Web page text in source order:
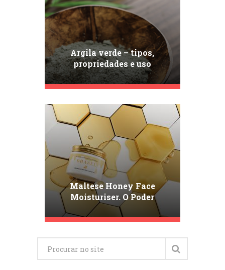
Argila verde – tipos,
propriedades e uso
Maltese Honey Face
Moisturiser. O Poder
Hidratante e Nutritivo de
Ghasel!